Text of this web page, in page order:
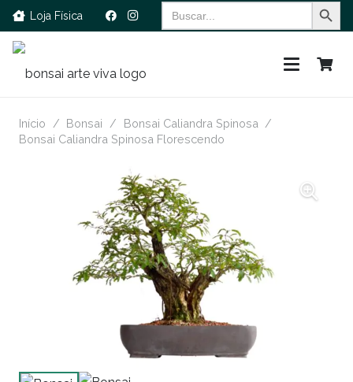
Loja Física
Search
for:
Início / Bonsai / Bonsai Caliandra Spinosa /
Bonsai Caliandra Spinosa Florescendo